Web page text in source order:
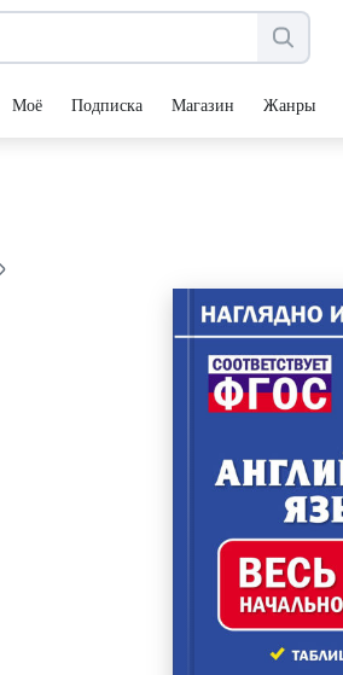
Моё Подписка Магазин Жанры